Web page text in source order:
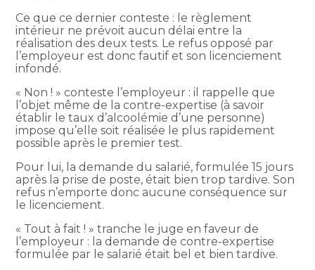
Ce que ce dernier conteste : le règlement
intérieur ne prévoit aucun délai entre la
réalisation des deux tests. Le refus opposé par
l’employeur est donc fautif et son licenciement
infondé.
« Non ! » conteste l’employeur : il rappelle que
l’objet même de la contre-expertise (à savoir
établir le taux d’alcoolémie d’une personne)
impose qu’elle soit réalisée le plus rapidement
possible après le premier test.
Pour lui, la demande du salarié, formulée 15 jours
après la prise de poste, était bien trop tardive. Son
refus n’emporte donc aucune conséquence sur
le licenciement.
« Tout à fait ! » tranche le juge en faveur de
l’employeur : la demande de contre-expertise
formulée par le salarié était bel et bien tardive.